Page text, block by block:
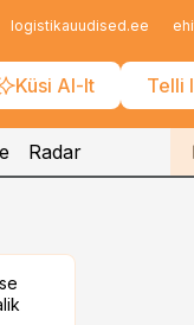
logistikauudised.ee
Küsi AI-lt Telli
Radar